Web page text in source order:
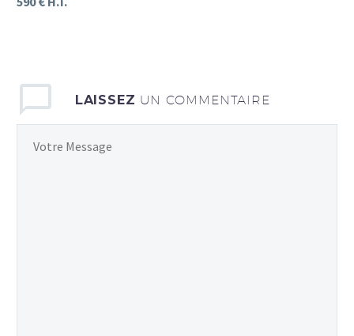
LAISSEZ UN COMMENTAIRE